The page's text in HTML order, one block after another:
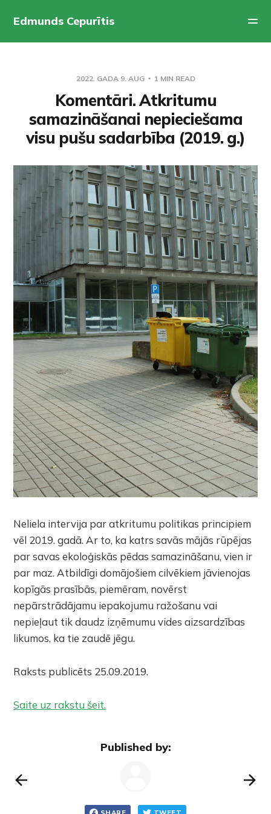
Edmunds Cepurītis
2022. GADA 9. AUG 1 MIN READ
Komentāri. Atkritumu
samazināšanai nepieciešama
visu pušu sadarbība (2019. g.)
Neliela intervija par atkritumu politikas principiem
vēl 2019. gadā. Ar to, ka katrs savās mājās rūpējas
par savas ekoloģiskās pēdas samazināšanu, vien ir
par maz. Atbildīgi domājošiem cilvēkiem jāvienojas
kopīgās prasībās, piemēram, novērst
nepārstrādājamu iepakojumu ražošanu vai
nepieļaut tik daudz izņēmumu vides aizsardzības
likumos, ka tie zaudē jēgu.
Raksts publicēts 25.09.2019.
Saite uz rakstu šeit.
Published by: